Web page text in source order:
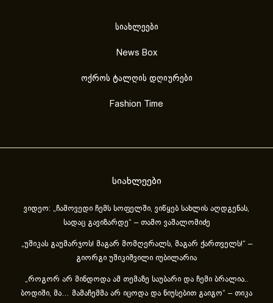
სიახლეები
News Box
ოქროს ტალღის დღიურები
Fashion Time
სიახლეები
ვიდეო: „ჩამოვედი ჩემს სოფელში, ვიწყებ სახლის აღდგენას,
სადაც გავიზარდე“ – თამო ვაშალომიძე
„უშიკას გაუმარჯოს! მაგარ მომღერალს, მაგარ ქართველს!“ –
გიორგი უშიკიშვილი იუბილარია
„როგორ არ მინდოდა ამ თემაზე საუბარი და ჩემი ბრალია..
ბოდიში, მა… მამაჩემმა არ იცოდა და ნიუსებით გაიგო“ – თიკა